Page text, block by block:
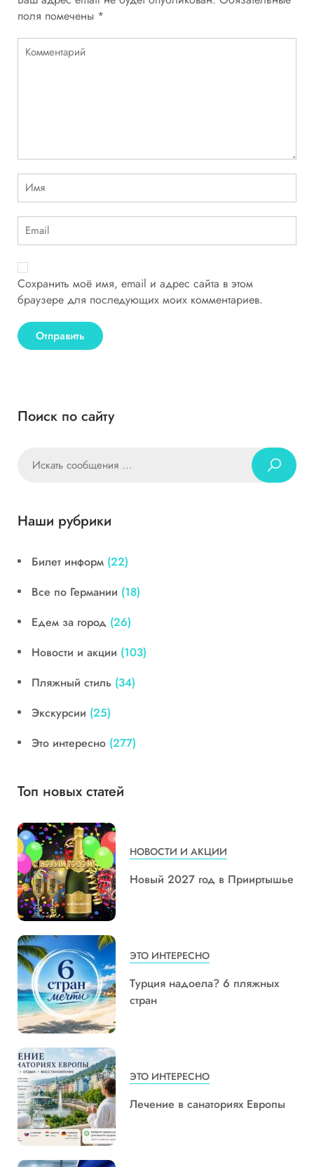
поля помечены *
Сохранить моё имя, email и адрес сайта в этом
браузере для последующих моих комментариев.
Поиск по сайту
Наши рубрики
Билет информ (22)
Все по Германии (18)
Едем за город (26)
Новости и акции (103)
Пляжный стиль (34)
Экскурсии (25)
Это интересно (277)
Топ новых статей
НОВОСТИ И АКЦИИ
Новый 2027 год в Прииртышье
ЭТО ИНТЕРЕСНО
Турция надоела? 6 пляжных
стран
ЭТО ИНТЕРЕСНО
Лечение в санаториях Европы